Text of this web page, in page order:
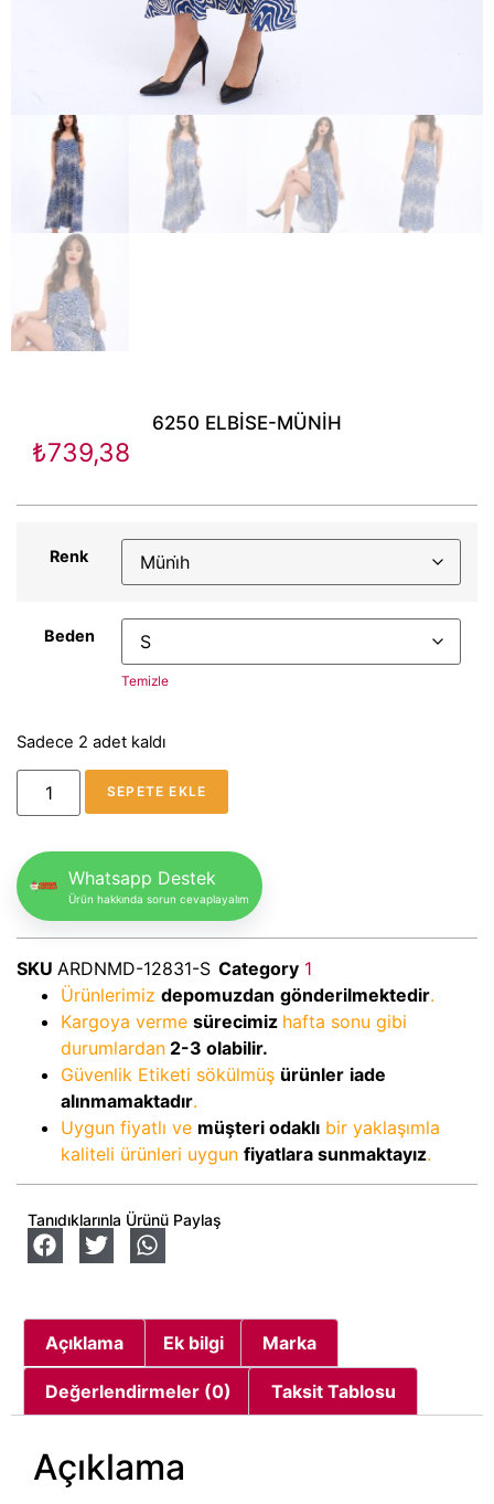
6250 ELBİSE-MÜNİH
₺739,38
Renk
Beden
Temizle
Sadece 2 adet kaldı
SEPETE EKLE
Whatsapp Destek
Ürün hakkında sorun cevaplayalım
SKU ARDNMD-12831-S Category 1
Ürünlerimiz depomuzdan gönderilmektedir.
Kargoya verme sürecimiz hafta sonu gibi
durumlardan 2-3 olabilir.
Güvenlik Etiketi sökülmüş ürünler iade
alınmamaktadır.
Uygun fiyatlı ve müşteri odaklı bir yaklaşımla
kaliteli ürünleri uygun fiyatlara sunmaktayız.
Tanıdıklarınla Ürünü Paylaş
Açıklama Ek bilgi Marka
Değerlendirmeler (0) Taksit Tablosu
Açıklama